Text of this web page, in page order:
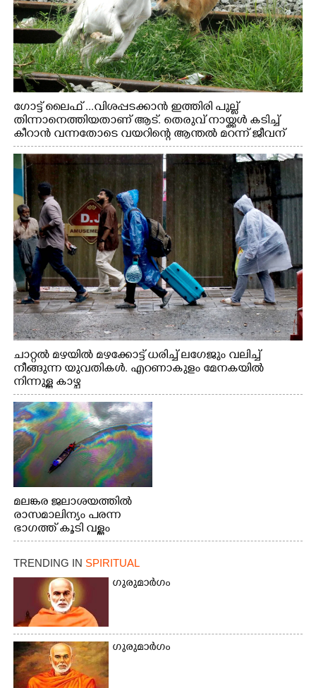
ഗോട്ട് ലൈഫ് ...വിശപ്പടക്കാൻ ഇത്തിരി പുല്ല്
തിന്നാനെത്തിയതാണ് ആട്. തെരുവ് നായ്ക്കൾ കടിച്ച്
കീറാൻ വന്നതോടെ വയറിന്റെ ആന്തൽ മറന്ന് ജീവന്
വേണ്ടിയായി ഓട്ടം. എറണാകുളം വാത്തുരുത്തിയിൽ
നിന്നുള്ള കാഴ്ച
ചാറ്റൽ മഴയിൽ മഴക്കോട്ട് ധരിച്ച് ലഗേജും വലിച്ച്
നീങ്ങുന്ന യുവതികൾ. എറണാകുളം മേനകയിൽ
നിന്നുള്ള കാഴ്ച
മലങ്കര ജലാശയത്തിൽ
രാസമാലിന്യം പരന്ന
ഭാഗത്ത് കൂടി വള്ളം
തുഴഞ്ഞു പോകുന്ന
പ്രദേശവാസികൾ
TRENDING IN SPIRITUAL
ഗുരുമാർഗം
ഗുരുമാർഗം